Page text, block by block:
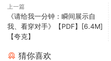
上一篇
《请给我一分钟：瞬间展示自
我、看穿对手》【PDF】[6.4M]
【夸克】
猜你喜欢